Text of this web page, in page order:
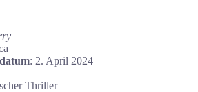
: 2. April 2024
Thriller